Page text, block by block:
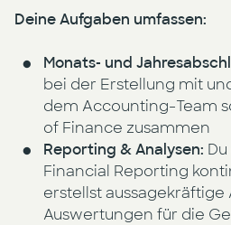
Deine Aufgaben umfassen:
Monats- und
bei der Erstellung mit
dem Accounting-Team
of Finance zusammen
Reporting & Analysen:
Financial Reporting
erstellst
Auswertungen für die